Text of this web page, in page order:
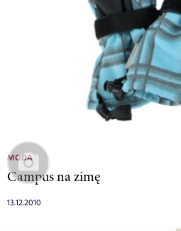
MODA
Campus na zimę
13.12.2010